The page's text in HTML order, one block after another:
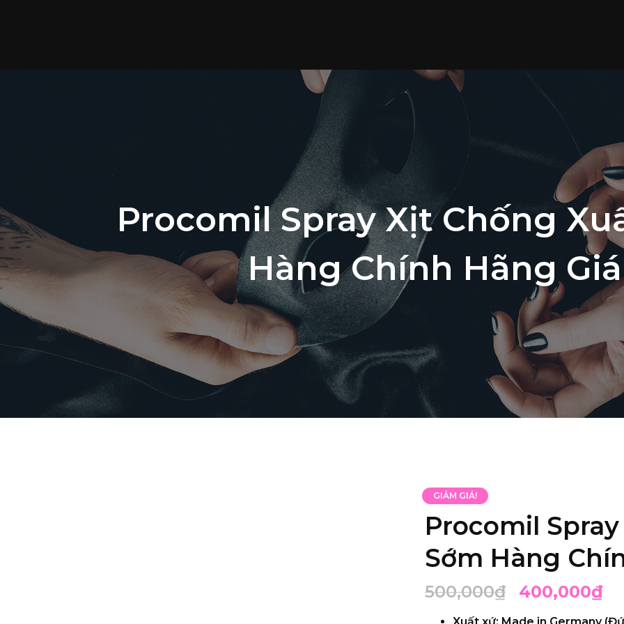
Procomil Spray Xịt Chống
Hàng Chính Hãng
GIẢM GIÁ!
Procomil
Sớm Hàng
500,000₫ 400,000₫